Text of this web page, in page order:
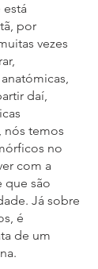
está
por
vezes
daí,
nós temos
no
com a
que são
Já sobre
é
de um